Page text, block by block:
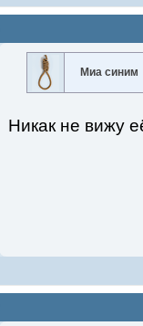
Миа синим
Никак не вижу